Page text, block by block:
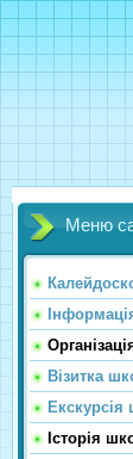
Меню
Візитка
Історія